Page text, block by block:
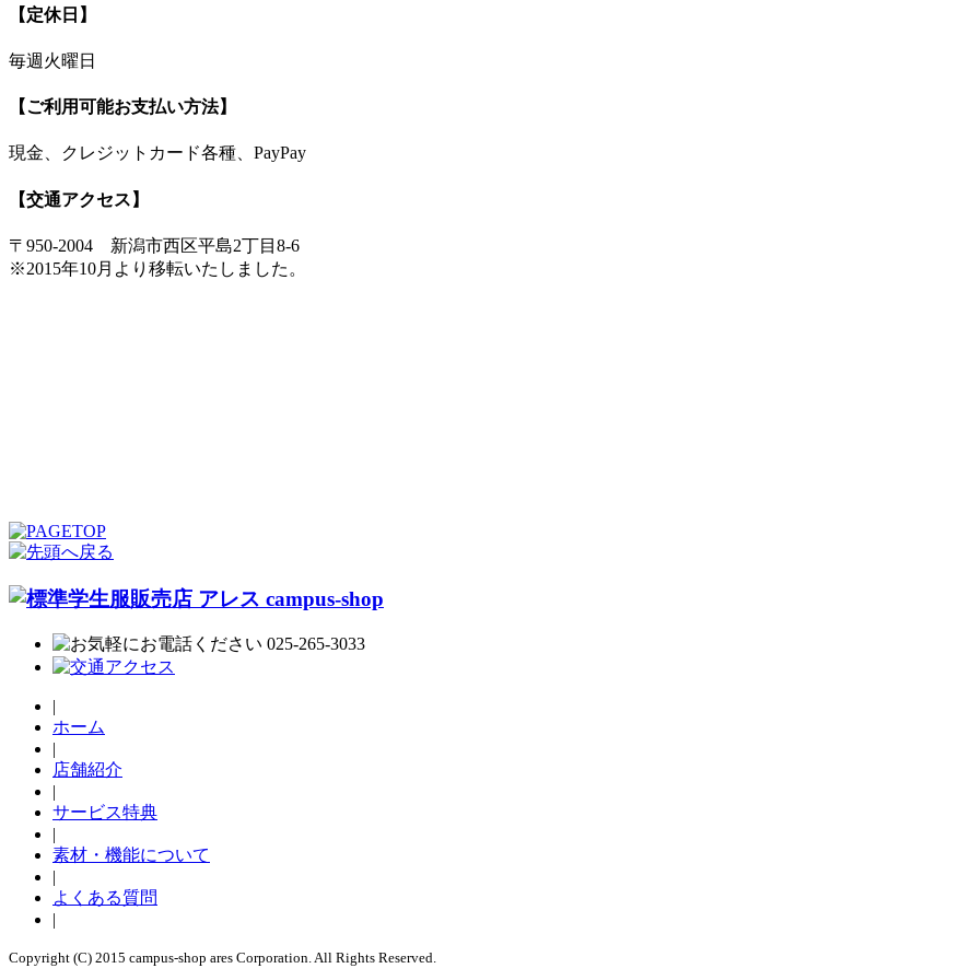
【定休日】
毎週火曜日
【ご利用可能お支払い方法】
現金、クレジットカード各種、PayPay
【交通アクセス】
〒950-2004 新潟市西区平島2丁目8-6
※2015年10月より移転いたしました。
|
ホーム
|
店舗紹介
|
サービス特典
|
素材・機能について
|
よくある質問
|
Copyright (C) 2015 campus-shop ares Corporation. All Rights Reserved.